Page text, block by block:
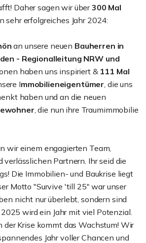
Daher sagen wir über300 Mal
sehr erfolgreiches Jahr 2024:
an unsere neuen Bauherren in
- Regionalleitung NRW und
haben uns inspiriert & 111 Mal
Immobilieneigentümer, die uns
haben und an die neuen
, die nun ihre Traumimmobilie
wir einem engagierten Team,
verlässlichen Partnern. Ihr seid die
Die Immobilien- und Baukrise liegt
Motto "Survive 'till 25" war unser
nicht nur überlebt, sondern sind
wird ein Jahr mit viel Potenzial.
der Krise kommt das Wachstum! Wir
Jahr voller Chancen und